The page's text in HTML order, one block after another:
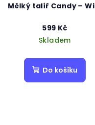
Mělký talíř Candy –
599 Kč
Skladem
Do košíku